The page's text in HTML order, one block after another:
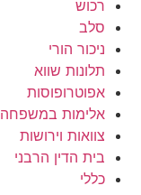
רכוש
סלב
ניכור הורי
תלונות שווא
אפוטרופוסות
אלימות במשפחה
צוואות וירושות
בית הדין הרבני
כללי